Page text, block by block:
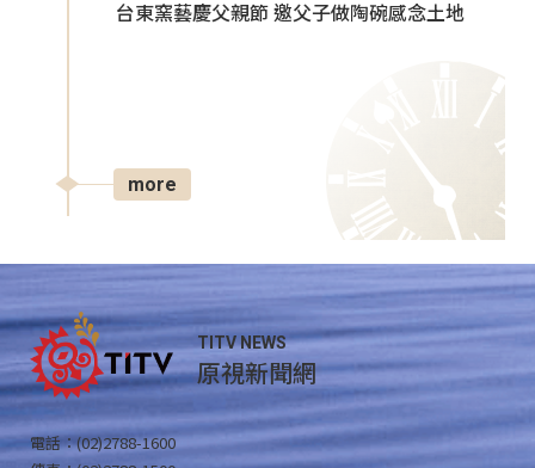
台東窯藝慶父親節 邀父子做陶碗感念土地
more
TITV NEWS
原視新聞網
電話：(02)2788-1600